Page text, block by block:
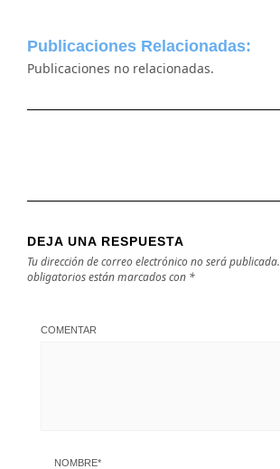
Publicaciones Relacionadas:
Publicaciones no relacionadas.
DEJA UNA RESPUESTA
Tu dirección de correo electrónico no será publicada.
obligatorios están marcados con *
COMENTAR
NOMBRE*